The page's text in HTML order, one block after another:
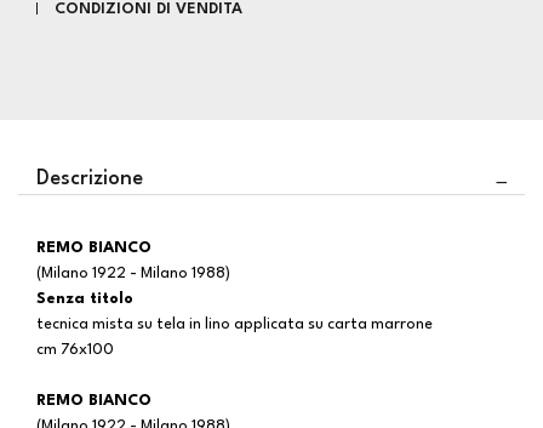
CONDIZIONI DI VENDITA
Descrizione
REMO BIANCO
(Milano 1922 - Milano 1988)
Senza titolo
tecnica mista su tela in lino applicata su carta marrone
cm 76x100
REMO BIANCO